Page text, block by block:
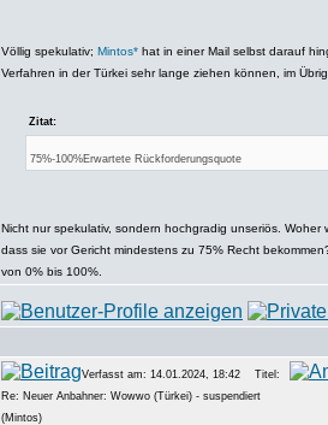
Völlig spekulativ; Mintos* hat in einer Mail selbst darauf
Verfahren in der Türkei sehr lange ziehen können, im
Zitat:
75%-100%Erwartete Rückforderungsquote
Nicht nur spekulativ, sondern hochgradig unseriös. Woher
dass sie vor Gericht mindestens zu 75% Recht
von 0% bis 100%.
Verfasst am: 14.01.2024, 18:42
Titel:
Re: Neuer Anbahner: Wowwo (Türkei) - suspendiert
(Mintos)